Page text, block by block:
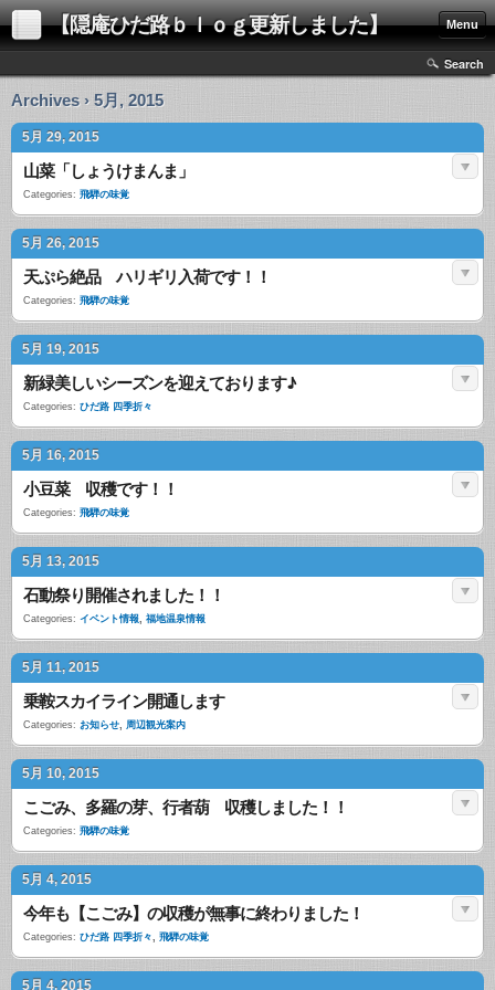
【隠庵ひだ路ｂｌｏｇ更新しました】 Menu
Search
Archives › 5月, 2015
5月 29, 2015
山菜「しょうけまんま」
Categories: 飛騨の味覚
5月 26, 2015
天ぷら絶品 ハリギリ入荷です！！
Categories: 飛騨の味覚
5月 19, 2015
新緑美しいシーズンを迎えております♪
Categories: ひだ路 四季折々
5月 16, 2015
小豆菜 収穫です！！
Categories: 飛騨の味覚
5月 13, 2015
石動祭り開催されました！！
Categories: イベント情報, 福地温泉情報
5月 11, 2015
乗鞍スカイライン開通します
Categories: お知らせ, 周辺観光案内
5月 10, 2015
こごみ、多羅の芽、行者葫 収穫しました！！
Categories: 飛騨の味覚
5月 4, 2015
今年も【こごみ】の収穫が無事に終わりました！
Categories: ひだ路 四季折々, 飛騨の味覚
5月 4, 2015